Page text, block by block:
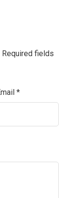
Required fields
*